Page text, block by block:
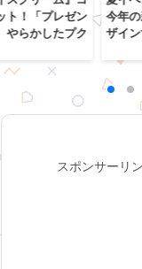
ト！「プレゼン
やらかしたプク
今年
ザイン
スポンサーリ